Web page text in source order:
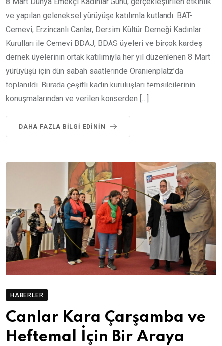
ve yapılan geleneksel yürüyüşe katılımla kutlandı. BAT-
Cemevi, Erzincanlı Canlar, Dersim Kültür Derneği Kadınlar
Kurulları ile Cemevi BDAJ, BDAS üyeleri ve birçok kardeş
dernek üyelerinin ortak katılımıyla her yıl düzenlenen 8 Mart
yürüyüşü için dün sabah saatlerinde Oranienplatz’da
toplanıldı. Burada çeşitli kadın kuruluşları temsilcilerinin
konuşmalarından ve verilen konserden […]
DAHA FAZLA BILGI EDININ
HABERLER
Canlar Kara Çarşamba ve
Heftemal İçin Bir Araya